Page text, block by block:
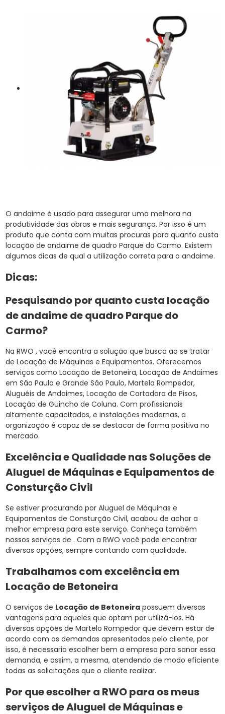
O andaime é usado para assegurar uma melhora na
produtividade das obras e mais segurança. Por isso é um
produto que conta com muitas procuras para quanto custa
locação de andaime de quadro Parque do Carmo. Existem
algumas dicas de qual a utilização correta para o andaime.
Dicas:
Pesquisando por quanto custa locação
de andaime de quadro Parque do
Carmo?
Na RWO , você encontra a solução que busca ao se tratar
de Locação de Máquinas e Equipamentos. Oferecemos
serviços como Locação de Betoneira, Locação de Andaimes
em São Paulo e Grande São Paulo, Martelo Rompedor,
Aluguéis de Andaimes, Locação de Cortadora de Pisos,
Locação de Guincho de Coluna. Com profissionais
altamente capacitados, e instalações modernas, a
organização é capaz de se destacar de forma positiva no
mercado.
Excelência e Qualidade nas Soluções de
Aluguel de Máquinas e Equipamentos de
Consturção Civil
Se estiver procurando por Aluguel de Máquinas e
Equipamentos de Consturção Civil, acabou de achar a
melhor empresa para este serviço. Conheça também
nossos serviços de . Com a RWO você pode encontrar
diversas opções, sempre contando com qualidade.
Trabalhamos com excelência em
Locação de Betoneira
O serviços de Locação de Betoneira possuem diversas
vantagens para aqueles que optam por utilizá-los. Há
diversas opções de Martelo Rompedor que devem estar de
acordo com as demandas apresentadas pelo cliente, por
isso, é necessario escolher bem a empresa para sanar essa
demanda, e assim, a mesma, atendendo de modo eficiente
todas as solicitações que o cliente realizar.
Por que escolher a RWO para os meus
serviços de Aluguel de Máquinas e